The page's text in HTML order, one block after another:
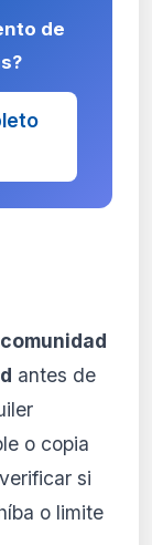
de
antes de
o copia
si
o limite